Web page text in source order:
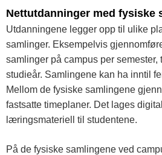
Nettutdanninger med fysiske
Utdanningene legger opp til ulike
samlinger. Eksempelvis
samlinger på campus per semester,
studieår. Samlingene kan ha inntil
Mellom de fysiske samlingene
fastsatte timeplaner. Det lages
læringsmateriell til studentene.
På de fysiske samlingene ved